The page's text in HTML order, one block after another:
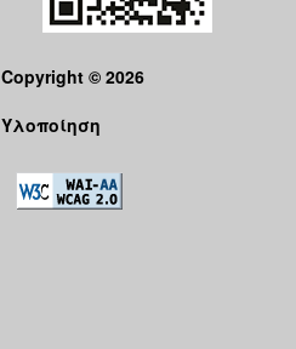
Copyright © 2026
Υλοποίηση